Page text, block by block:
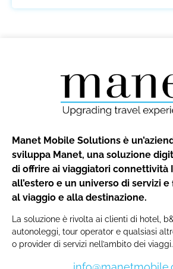
Manet Mobile Solutions è
sviluppa Manet, una soluzione
di offrire ai viaggiatori connettività
all’estero e un universo di servizi
al viaggio e alla destinazione.
La soluzione è rivolta ai clienti di hotel,
autonoleggi, tour operator e qualsiasi
o provider di servizi nell’ambito dei viaggi.